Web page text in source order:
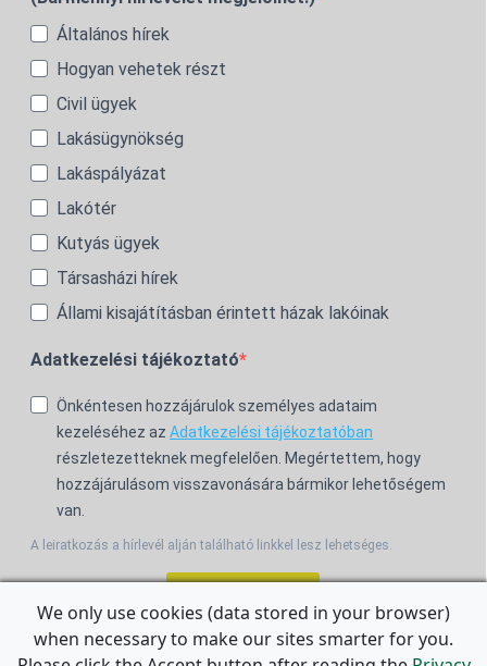
Általános hírek
Hogyan vehetek részt
Civil ügyek
Lakásügynökség
Lakáspályázat
Lakótér
Kutyás ügyek
Társasházi hírek
Állami kisajátításban érintett házak lakóinak
Adatkezelési tájékoztató
Önkéntesen hozzájárulok személyes adataim
kezeléséhez az Adatkezelési tájékoztatóban
részletezetteknek megfelelően. Megértettem, hogy
hozzájárulásom visszavonására bármikor lehetőségem
van.
A leiratkozás a hírlevél alján található linkkel lesz lehetséges.
For the English Newsletter, click HERE.
We only use cookies (data stored in your browser)
when necessary to make our sites smarter for you.